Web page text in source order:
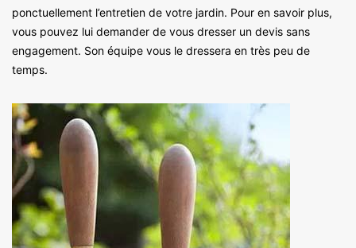
ponctuellement l’entretien de votre jardin. Pour en savoir plus,
vous pouvez lui demander de vous dresser un devis sans
engagement. Son équipe vous le dressera en très peu de
temps.